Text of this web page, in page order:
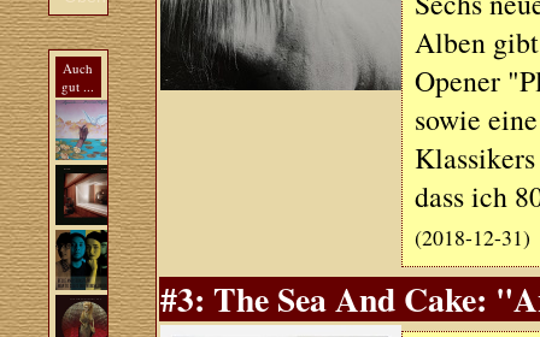
Auch
gut ...
Alben gibt
Opener
sowie
dass ich
(2018-12-31)
#3: The Sea And Cake: